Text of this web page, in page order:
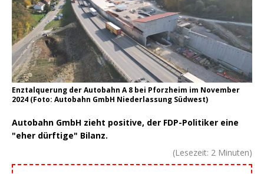
Enztalquerung der Autobahn A 8 bei Pforzheim im November
2024 (Foto: Autobahn GmbH Niederlassung Südwest)
Autobahn GmbH zieht positive, der FDP-Politiker eine
"eher dürftige" Bilanz.
(Lesezeit: 2 Minuten)